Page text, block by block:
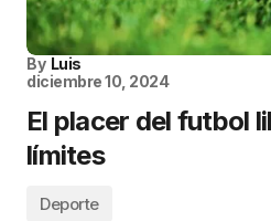
By Luis
diciembre 10, 2024
El placer del futbol
límites
Deporte